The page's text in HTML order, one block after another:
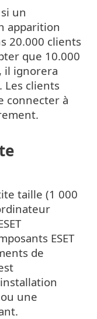
un
apparition
20.000 clients
que 10.000
il ignorera
Les clients
connecter à
taille (1 000
ESET
de
ou une